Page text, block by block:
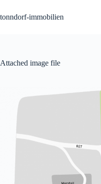
Inhalt
springen
tonndorf-immobilien
Attached image file